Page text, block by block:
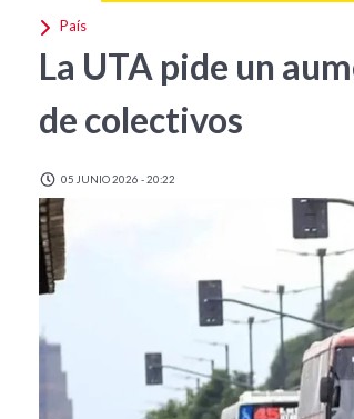
País
La UTA pide un
de colectivos
05 JUNIO 2026 - 20:22